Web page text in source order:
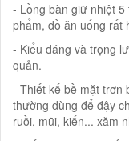
- Lồng bàn giữ nhiệt
phẩm, đồ ăn uống rất
- Kiểu dáng và trọng
quản.
- Thiết kế bề mặt trơn
thường dùng để đậy
ruồi, mũi, kiến... xăm